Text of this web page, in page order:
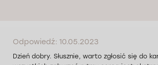
Odpowiedź: 10.05.2023
Dzień dobry. Słusznie, warto zgłosić się do